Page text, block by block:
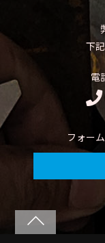
下
電
フォー